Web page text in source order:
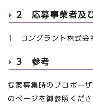
2 応募事業者及
1 コングラント株
3 参考
提案募集時のプロポー
のページを御参照くださ